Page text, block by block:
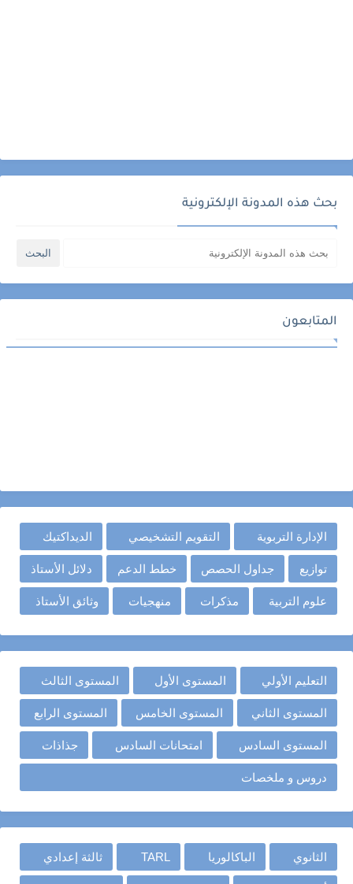
بحث هذه المدونة الإلكترونية
المتابعون
الإدارة التربوية التقويم التشخيصي الديداكتيك
توازيع جداول الحصص خطط الدعم دلائل الأستاذ
علوم التربية مذكرات منهجيات وثائق الأستاذ
التعليم الأولي المستوى الأول المستوى الثالث
المستوى الثاني المستوى الخامس المستوى الرابع
المستوى السادس امتحانات السادس جذاذات
دروس و ملخصات
الثانوي الباكالوريا TARL ثالثة إعدادي